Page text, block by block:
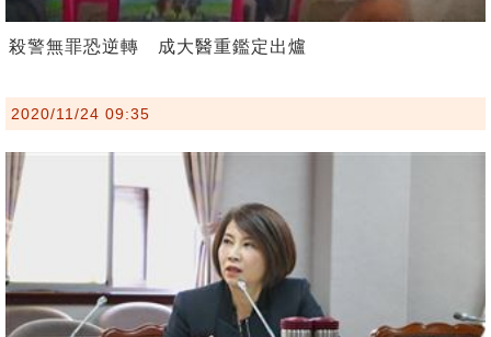
殺警無罪恐逆轉 成大醫重鑑定出爐
2020/11/24 09:35